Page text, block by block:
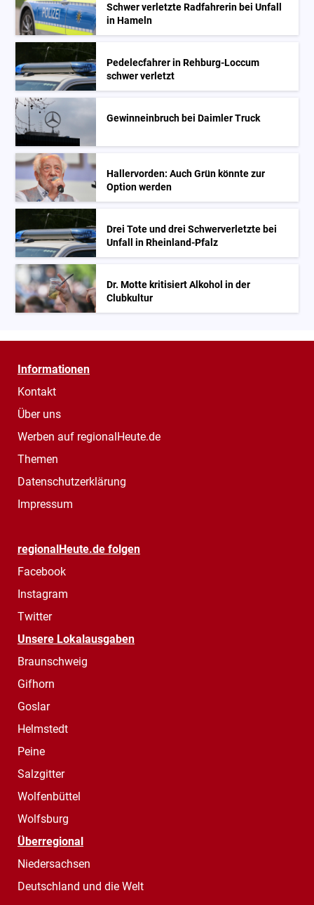
Schwer verletzte Radfahrerin bei Unfall
in Hameln
Pedelecfahrer in Rehburg-Loccum
schwer verletzt
Gewinneinbruch bei Daimler Truck
Hallervorden: Auch Grün könnte zur
Option werden
Drei Tote und drei Schwerverletzte bei
Unfall in Rheinland-Pfalz
Dr. Motte kritisiert Alkohol in der
Clubkultur
Informationen
Kontakt
Über uns
Werben auf regionalHeute.de
Themen
Datenschutzerklärung
Impressum
regionalHeute.de folgen
Facebook
Instagram
Twitter
Unsere Lokalausgaben
Braunschweig
Gifhorn
Goslar
Helmstedt
Peine
Salzgitter
Wolfenbüttel
Wolfsburg
Überregional
Niedersachsen
Deutschland und die Welt